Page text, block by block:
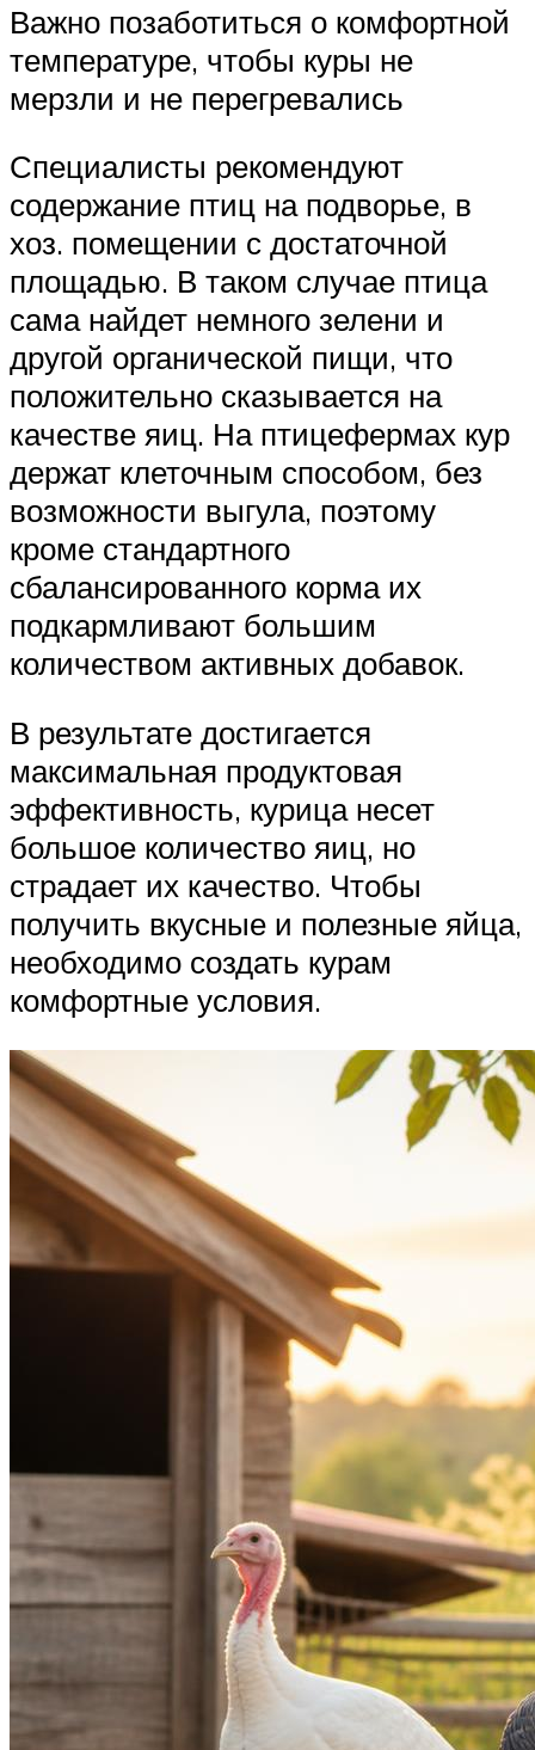
Важно позаботиться о комфортной
температуре, чтобы куры не
мерзли и не перегревались
Специалисты рекомендуют
содержание птиц на подворье, в
хоз. помещении с достаточной
площадью. В таком случае птица
сама найдет немного зелени и
другой органической пищи, что
положительно сказывается на
качестве яиц. На птицефермах кур
держат клеточным способом, без
возможности выгула, поэтому
кроме стандартного
сбалансированного корма их
подкармливают большим
количеством активных добавок.
В результате достигается
максимальная продуктовая
эффективность, курица несет
большое количество яиц, но
страдает их качество. Чтобы
получить вкусные и полезные яйца,
необходимо создать курам
комфортные условия.